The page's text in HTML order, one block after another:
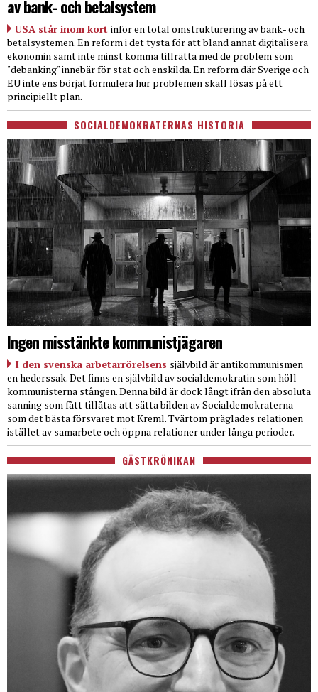
av bank- och betalsystem
USA står inom kort inför en total omstrukturering av bank- och
betalsystemen. En reform i det tysta för att bland annat digitalisera
ekonomin samt inte minst komma tillrätta med de problem som
"debanking" innebär för stat och enskilda. En reform där Sverige och
EU inte ens börjat formulera hur problemen skall lösas på ett
principiellt plan.
SOCIALDEMOKRATERNAS HISTORIA
Ingen misstänkte kommunistjägaren
I den svenska arbetarrörelsens självbild är antikommunismen
en hederssak. Det finns en självbild av socialdemokratin som höll
kommunisterna stången. Denna bild är dock långt ifrån den absoluta
sanning som fått tillåtas att sätta bilden av Socialdemokraterna
som det bästa försvaret mot Kreml. Tvärtom präglades relationen
istället av samarbete och öppna relationer under långa perioder.
GÄSTKRÖNIKAN